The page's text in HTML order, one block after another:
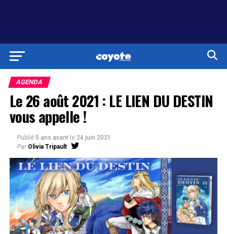
AGENDA
Le 26 août 2021 : LE LIEN DU DESTIN
vous appelle !
Publié 5 ans avant le 24 juin 2021
Par Olivia Tripault